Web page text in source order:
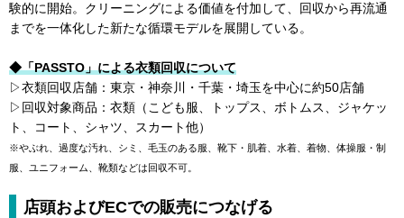
験的に開始。クリーニングによる価値を付加して、回収から再流通
までを一体化した新たな循環モデルを展開している。
◆「PASSTO」による衣類回収について
▷衣類回収店舗：東京・神奈川・千葉・埼玉を中心に約50店舗
▷回収対象商品：衣類（こども服、トップス、ボトムス、ジャケッ
ト、コート、シャツ、スカート他）
※やぶれ、過度な汚れ、シミ、毛玉のある服、靴下・肌着、水着、着物、体操服・制
服、ユニフォーム、靴類などは回収不可。
店頭およびECでの販売につなげる